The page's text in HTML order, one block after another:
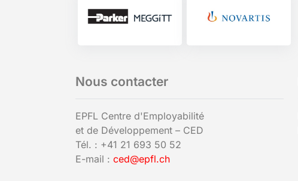
Nous contacter
EPFL Centre d'Employabilité
et de Développement – CED
Tél. : +41 21 693 50 52
E-mail : ced@epfl.ch